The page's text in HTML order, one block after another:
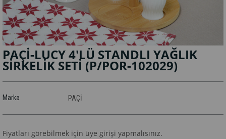
PAÇİ-LUCY 4'LÜ STANDLI YAĞLIK
SİRKELİK SETİ (P/POR-102029)
Marka PAÇİ
Fiyatları görebilmek için üye girişi yapmalısınız.